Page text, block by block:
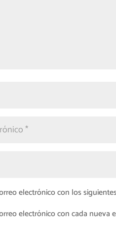
electrónico con los
electrónico con cada nueva